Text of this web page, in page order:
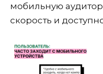
мобильную
скорость и